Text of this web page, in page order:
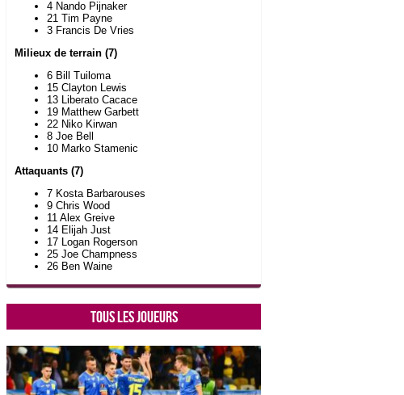
4 Nando Pijnaker
21 Tim Payne
3 Francis De Vries
Milieux de terrain (7)
6 Bill Tuiloma
15 Clayton Lewis
13 Liberato Cacace
19 Matthew Garbett
22 Niko Kirwan
8 Joe Bell
10 Marko Stamenic
Attaquants (7)
7 Kosta Barbarouses
9 Chris Wood
11 Alex Greive
14 Elijah Just
17 Logan Rogerson
25 Joe Champness
26 Ben Waine
Tous les joueurs